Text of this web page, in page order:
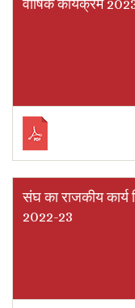
वार्षिक कार्यक्रम
संघ का राजकीय कार्य
2022-23